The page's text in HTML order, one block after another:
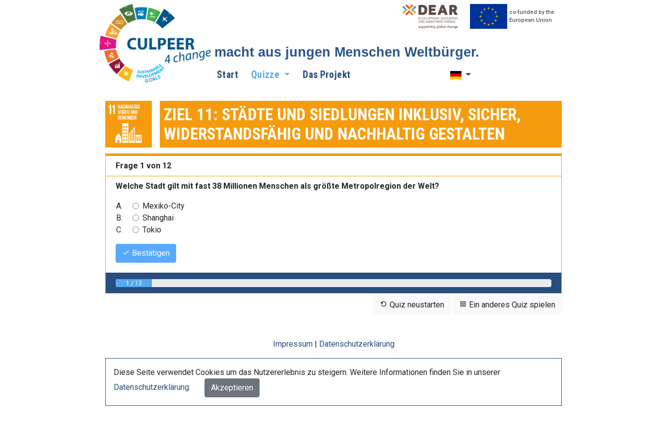
macht aus jungen Menschen Weltbürger.
Start Quizze Das Projekt Toggle language
co-funded by the
European Union
ZIEL 11: STÄDTE UND SIEDLUNGEN INKLUSIV, SICHER,
WIDERSTANDSFÄHIG UND NACHHALTIG GESTALTEN
Frage 1 von 12
Welche Stadt gilt mit fast 38 Millionen Menschen als größte Metropolregion der Welt?
Mexiko-City
Shanghai
Tokio
Bestätigen
1 / 12
Quiz neustarten Ein anderes Quiz spielen
Impressum| Datenschutzerklärung
Diese Seite verwendet Cookies um das Nutzererlebnis zu steigern. Weitere Informationen finden Sie in unserer
Datenschutzerklärung. Akzeptieren